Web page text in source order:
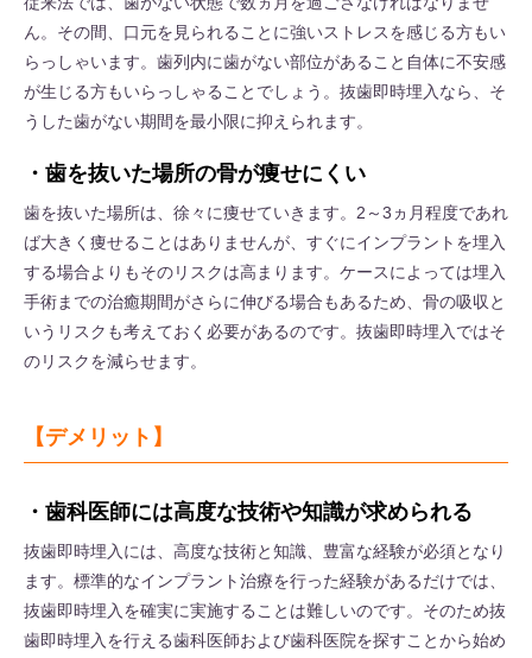
ん。その間、口元を見られることに強いストレスを感じる方もい
らっしゃいます。歯列内に歯がない部位があること自体に不安感
が生じる方もいらっしゃることでしょう。抜歯即時埋入なら、そ
うした歯がない期間を最小限に抑えられます。
・歯を抜いた場所の骨が痩せにくい
歯を抜いた場所は、徐々に痩せていきます。2～3ヵ月程度であれ
ば大きく痩せることはありませんが、すぐにインプラントを埋入
する場合よりもそのリスクは高まります。ケースによっては埋入
手術までの治癒期間がさらに伸びる場合もあるため、骨の吸収と
いうリスクも考えておく必要があるのです。抜歯即時埋入ではそ
のリスクを減らせます。
【デメリット】
・歯科医師には高度な技術や知識が求められる
抜歯即時埋入には、高度な技術と知識、豊富な経験が必須となり
ます。標準的なインプラント治療を行った経験があるだけでは、
抜歯即時埋入を確実に実施することは難しいのです。そのため抜
歯即時埋入を行える歯科医師および歯科医院を探すことから始め